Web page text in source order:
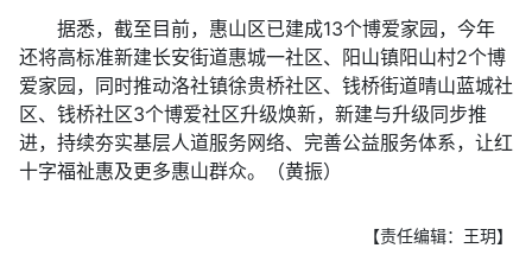
据悉，截至目前，惠山区已建成13个博爱家园，今年
还将高标准新建长安街道惠城一社区、阳山镇阳山村2个博
爱家园，同时推动洛社镇徐贵桥社区、钱桥街道晴山蓝城社
区、钱桥社区3个博爱社区升级焕新，新建与升级同步推
进，持续夯实基层人道服务网络、完善公益服务体系，让红
十字福祉惠及更多惠山群众。（黄振）
【责任编辑：王玥】